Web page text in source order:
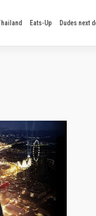
Eats-Up Dudes next